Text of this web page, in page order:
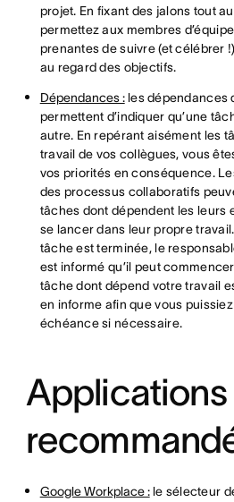
projet. En fixant des jalons tout
permettez aux membres
prenantes de suivre (et célébrer
au regard des objectifs.
Dépendances :les dépendances
permettent d’indiquer qu’une
autre. En repérant aisément les
travail de vos collègues, vous
vos priorités en conséquence.
des processus collaboratifs
tâches dont dépendent les leurs
se lancer dans leur propre
tâche est terminée, le
est informé qu’il peut
tâche dont dépend votre travail
en informe afin que vous
échéance si nécessaire.
Applications
Google Workplace :le sélecteur